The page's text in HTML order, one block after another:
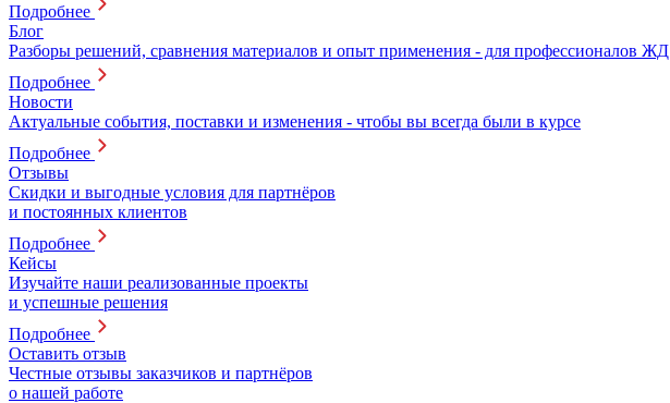
Подробнее
Блог
Разборы решений, сравнения материалов и опыт применения - для профессионалов ЖД
Подробнее
Новости
Актуальные события, поставки и изменения - чтобы вы всегда были в курсе
Подробнее
Отзывы
Скидки и выгодные условия для партнёров
и постоянных клиентов
Подробнее
Кейсы
Изучайте наши реализованные проекты
и успешные решения
Подробнее
Оставить отзыв
Честные отзывы заказчиков и партнёров
о нашей работе